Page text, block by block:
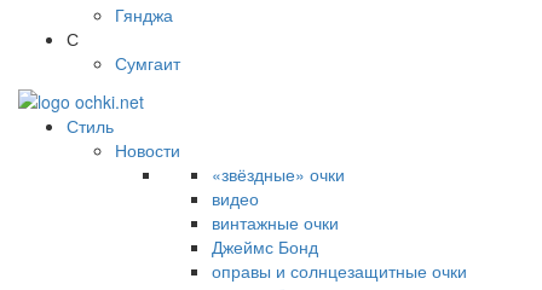
Гянджа
С
Сумгаит
Стиль
Новости
«звёздные» очки
видео
винтажные очки
Джеймс Бонд
оправы и солнцезащитные очки